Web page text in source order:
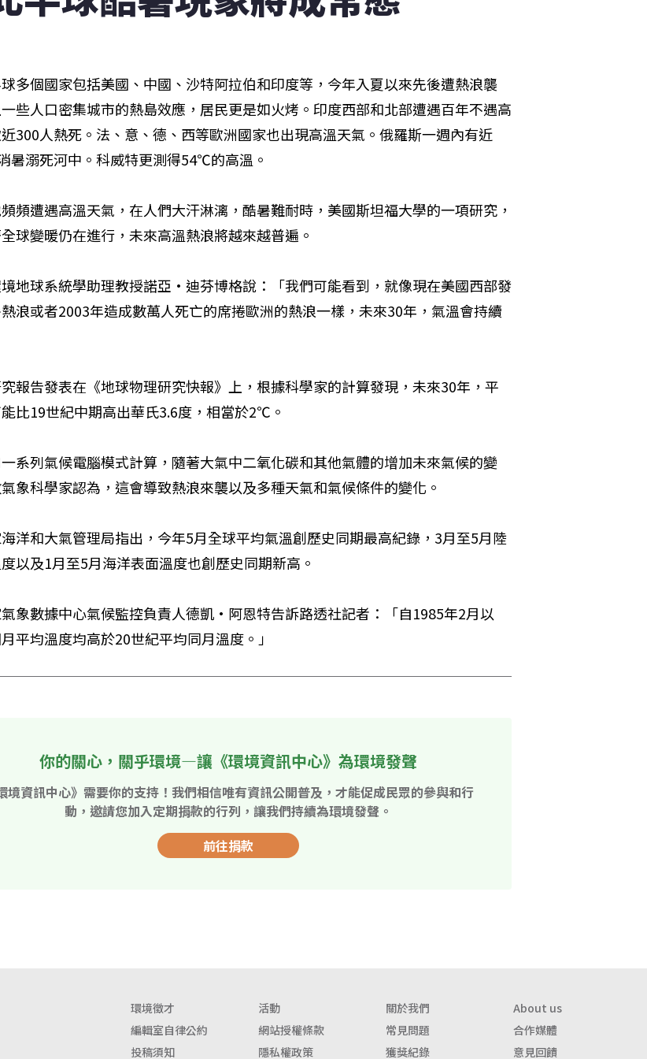
多個國家包括美國、中國、沙特阿拉伯和印度等，今年入夏以來先後遭熱浪襲
些人口密集城市的熱島效應，居民更是如火烤。印度西部和北部遭遇百年不遇高
300人熱死。法、意、德、西等歐洲國家也出現高溫天氣。俄羅斯一週內有近
暑溺死河中。科威特更測得54℃的高溫。
頻遭遇高溫天氣，在人們大汗淋漓，酷暑難耐時，美國斯坦福大學的一項研究，
球變暖仍在進行，未來高溫熱浪將越來越普遍。
地球系統學助理教授諾亞·迪芬博格說：「我們可能看到，就像現在美國西部發
浪或者2003年造成數萬人死亡的席捲歐洲的熱浪一樣，未來30年，氣溫會持續
報告發表在《地球物理研究快報》上，根據科學家的計算發現，未來30年，平
比19世紀中期高出華氏3.6度，相當於2℃。
系列氣候電腦模式計算，隨著大氣中二氧化碳和其他氣體的增加未來氣候的變
象科學家認為，這會導致熱浪來襲以及多種天氣和氣候條件的變化。
洋和大氣管理局指出，今年5月全球平均氣溫創歷史同期最高紀錄，3月至5月陸
以及1月至5月海洋表面溫度也創歷史同期新高。
象數據中心氣候監控負責人德凱·阿恩特告訴路透社記者：「自1985年2月以
平均溫度均高於20世紀平均同月溫度。」
你的關心，關乎環境—讓《環境資訊中心》為環境發聲
境資訊中心》需要你的支持！我們相信唯有資訊公開普及，才能促成民眾的參與和行
動，邀請您加入定期捐款的行列，讓我們持續為環境發聲。
前往捐款
環境徵才 活動 關於我們
About us
編輯室自律公約
網站授權條款 常見問題
合作媒體
投稿須知
隱私權政策 獲獎紀錄 意見回饋